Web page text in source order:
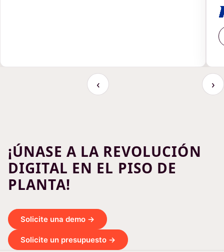
‹
Lea
›
¡ÚNASE A LA REVOLUCIÓN
DIGITAL EN EL PISO DE
PLANTA!
Solicite una demo →
Solicite un presupuesto →